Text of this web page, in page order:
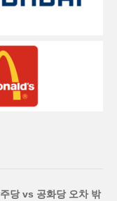
당 vs 공화당 오차 밖